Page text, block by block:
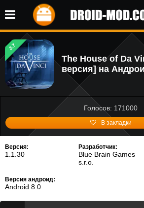
3.7
The House of Da
версия] на
Голосов: 171000
В закладки
Версия:
1.1.30
Разработчик:
Blue Brain Games
s.r.o.
Версия андроид:
Android 8.0